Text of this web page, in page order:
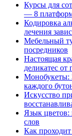
Курсы для
— 8
Кодировка
лечения
Мебельный
посредников
Настоящая
деликатес от
Монобукеты:
каждого
Искусство
Язык цветов:
слов
Как проходит